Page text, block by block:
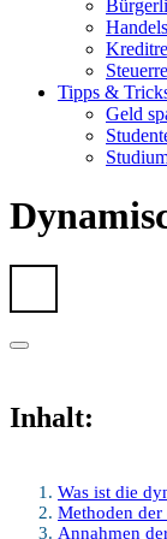
Tipps &
Geld
Inhalt:
Was ist die
Methoden
Annahmen